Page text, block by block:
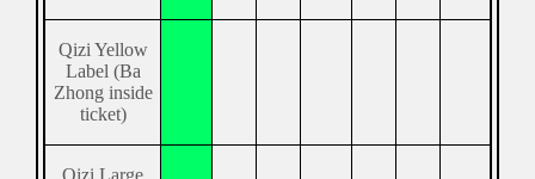
Qizi Yellow
Label (Ba
Zhong inside
ticket)
Qizi Large